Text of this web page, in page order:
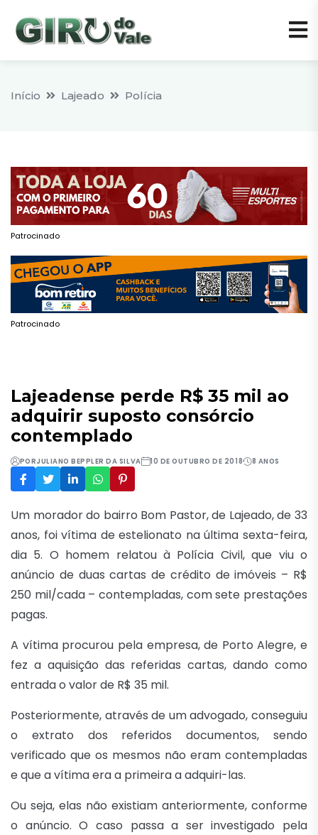
Início Lajeado Polícia
Patrocinado
Patrocinado
Lajeadense perde R$ 35 mil ao
adquirir suposto consórcio
contemplado
PORJULIANO BEPPLER DA SILVA 10 DE OUTUBRO DE 2018 8 ANOS
Um morador do bairro Bom Pastor, de Lajeado, de 33
anos, foi vítima de estelionato na última sexta-feira,
dia 5. O homem relatou à Polícia Civil, que viu o
anúncio de duas cartas de crédito de imóveis – R$
250 mil/cada – contempladas, com sete prestações
pagas.
A vítima procurou pela empresa, de Porto Alegre, e
fez a aquisição das referidas cartas, dando como
entrada o valor de R$ 35 mil.
Posteriormente, através de um advogado, conseguiu
o extrato dos referidos documentos, sendo
verificado que os mesmos não eram contempladas
e que a vítima era a primeira a adquiri-las.
Ou seja, elas não existiam anteriormente, conforme
o anúncio. O caso passa a ser investigado pela